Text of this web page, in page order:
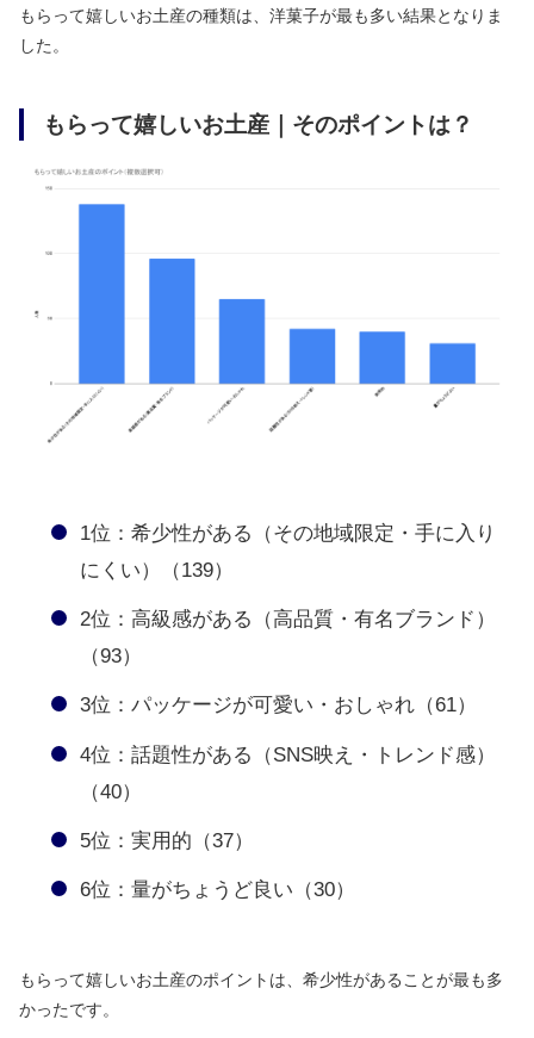
もらって嬉しいお土産の種類は、洋菓子が最も多い結果となりま
した。
もらって嬉しいお土産｜そのポイントは？
1位：希少性がある（その地域限定・手に入り
にくい）（139）
2位：高級感がある（高品質・有名ブランド）
（93）
3位：パッケージが可愛い・おしゃれ（61）
4位：話題性がある（SNS映え・トレンド感）
（40）
5位：実用的（37）
6位：量がちょうど良い（30）
もらって嬉しいお土産のポイントは、希少性があることが最も多
かったです。